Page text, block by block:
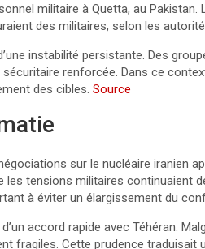
militaire à Quetta, au Pakistan.
des militaires, selon les
instabilité persistante. Des
renforcée. Dans ce
des cibles. Source
sur le nucléaire iranien
les tensions militaires continuaient
à éviter un élargissement du
accord rapide avec Téhéran.
fragiles. Cette prudence traduisait